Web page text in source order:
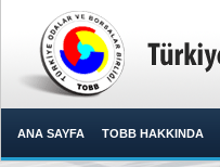
ANA SAYFA TOBB HAKKINDA